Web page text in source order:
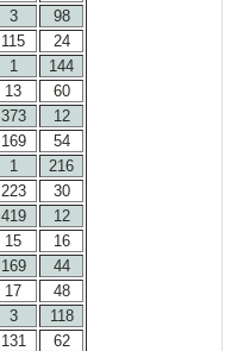
3
98
115
24
1
144
13
60
373
12
169
54
1
216
223
30
419
12
15
16
169
44
17
48
3
118
131
62